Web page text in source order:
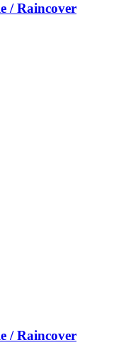
/ Raincover
/ Raincover